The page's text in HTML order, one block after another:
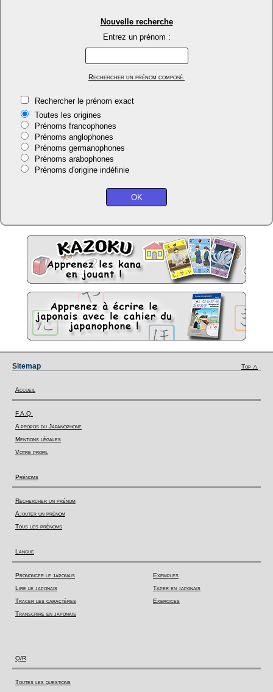
Nouvelle recherche
Entrez un prénom :
Rechercher un prénom composé.
Rechercher le prénom exact
Toutes les origines
Prénoms francophones
Prénoms anglophones
Prénoms germanophones
Prénoms arabophones
Prénoms d'origine indéfinie
Sitemap Top △
Accueil
F.A.Q.
A propos du Japanophone
Mentions légales
Votre profil
Prénoms
Rechercher un prénom
Ajouter un prénom
Tous les prénoms
Langue
Prononcer le japonais
Lire le japonais
Tracer les caractères
Transcrire en japonais
Exemples
Taper en japonais
Exercices
Q/R
Toutes les questions